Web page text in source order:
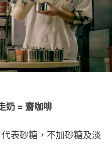
奶 = 齋咖啡
表砂糖，不加砂糖及淡